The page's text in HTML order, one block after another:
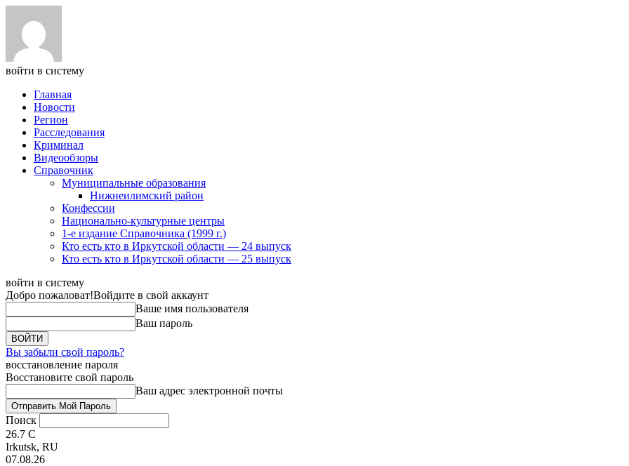
войти в систему
Главная
Новости
Регион
Расследования
Криминал
Видеообзоры
Справочник
Муниципальные образования
Нижнеилимский район
Конфессии
Национально-культурные центры
1-е издание Справочника (1999 г.)
Кто есть кто в Иркутской области — 24 выпуск
Кто есть кто в Иркутской области — 25 выпуск
войти в систему
Добро пожаловат!Войдите в свой аккаунт
Ваше имя пользователя
Ваш пароль
Вы забыли свой пароль?
восстановление пароля
Восстановите свой пароль
Ваш адрес электронной почты
Поиск
26.7 C
Irkutsk, RU
07.08.26